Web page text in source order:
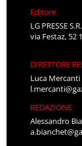
Editore
LG PRESSE
via Festaz, 52
DIRETTORE
Luca Mercanti
REDAZIONE
Alessandro